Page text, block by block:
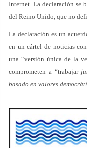
Internet. La declaración se
del Reino Unido, que no
La declaración es un
en un cártel de noticias
una “versión única de la
comprometen a “trabajar
basado en valores